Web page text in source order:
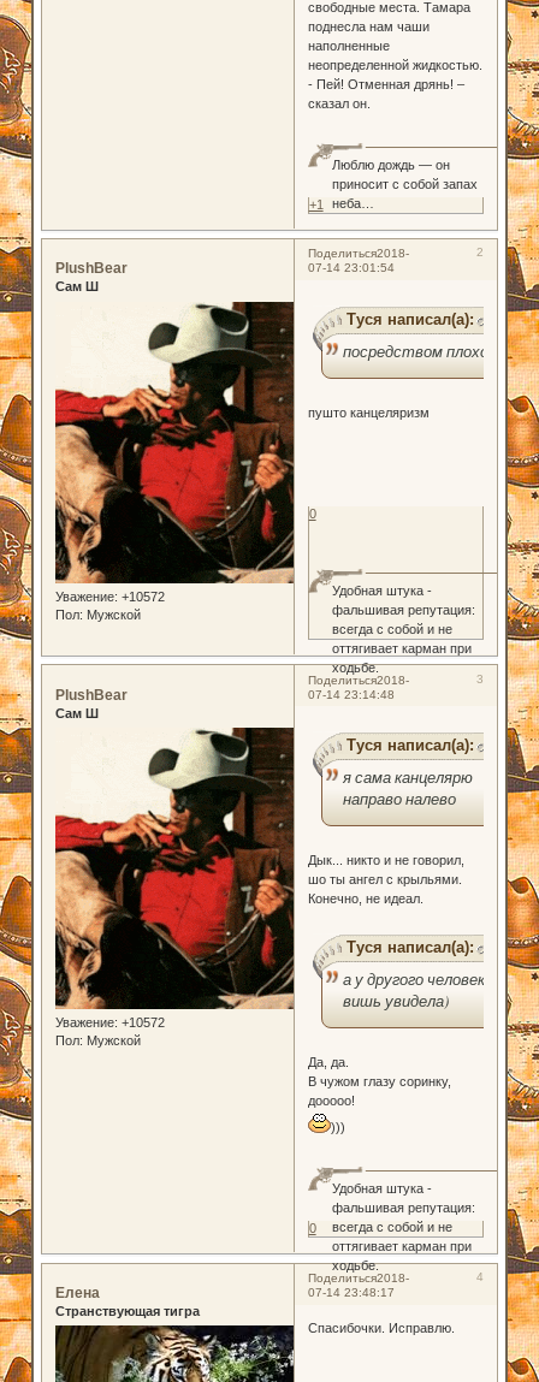
свободные места. Тамара
поднесла нам чаши
наполненные
неопределенной жидкостью.
- Пей! Отменная дрянь! –
сказал он.
Люблю дождь — он
приносит с собой запах
неба…
+1
Поделиться 2
2018-
07-14 23:01:54
PlushBear
Сам Ш
Уважение: +10572
Пол: Мужской
Туся написал(а):
посредством плохо.
пушто канцеляризм
Удобная штука -
фальшивая репутация:
всегда с собой и не
оттягивает карман при
ходьбе.
0
Поделиться 3
2018-
07-14 23:14:48
PlushBear
Сам Ш
Уважение: +10572
Пол: Мужской
Туся написал(а):
я сама канцелярю
направо налево
Дык... никто и не говорил,
шо ты ангел с крыльями.
Конечно, не идеал.
Туся написал(а):
а у другого человека
вишь увидела)
Да, да.
В чужом глазу соринку,
дооооо!
)))
Удобная штука -
фальшивая репутация:
всегда с собой и не
оттягивает карман при
ходьбе.
0
Поделиться 4
2018-
07-14 23:48:17
Елена
Странствующая тигра
Спасибочки. Исправлю.